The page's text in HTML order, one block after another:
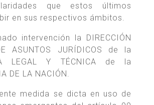
que estos últimos
en sus respectivos ámbitos.
intervención la DIRECCIÓN
ASUNTOS JURÍDICOS de la
LEGAL Y TÉCNICA de la
DE LA NACIÓN.
medida se dicta en uso de